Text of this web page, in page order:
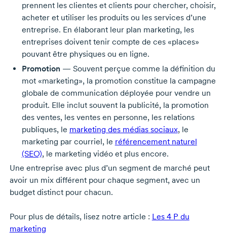
prennent les clientes et clients pour chercher, choisir,
acheter et utiliser les produits ou les services d’une
entreprise. En élaborant leur plan marketing, les
entreprises doivent tenir compte de ces «places»
pouvant être physiques ou en ligne.
Promotion — Souvent perçue comme la définition du
mot «marketing», la promotion constitue la campagne
globale de communication déployée pour vendre un
produit. Elle inclut souvent la publicité, la promotion
des ventes, les ventes en personne, les relations
publiques, le marketing des médias sociaux, le
marketing par courriel, le référencement naturel
(SEO), le marketing vidéo et plus encore.
Une entreprise avec plus d’un segment de marché peut
avoir un mix différent pour chaque segment, avec un
budget distinct pour chacun.
Pour plus de détails, lisez notre article : Les 4 P du
marketing